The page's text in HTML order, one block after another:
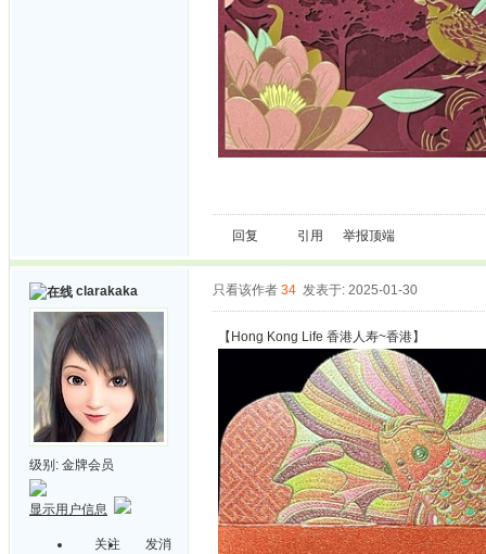
回复 引用 举报顶端
clarakaka
级别: 金牌会员
显示用户信息
关注 发消
只看该作者 34 发表于: 2025-01-30
【Hong Kong Life 香港人寿~香港】